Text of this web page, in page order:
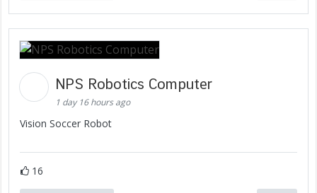
NPS Robotics Computer
1 day 16 hours ago
Vision Soccer Robot
16